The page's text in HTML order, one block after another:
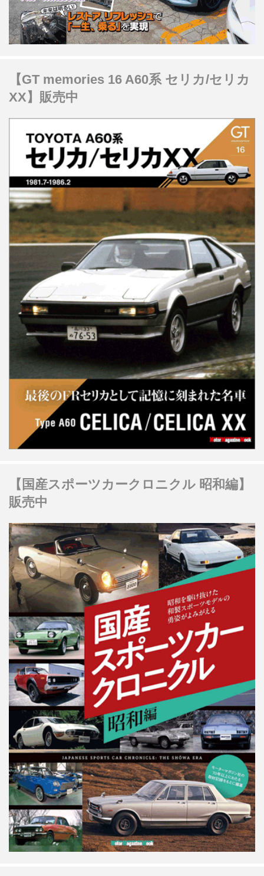
【GT memories 16 A60系 セリカ/セリカ
XX】販売中
【国産スポーツカークロニクル 昭和編】
販売中